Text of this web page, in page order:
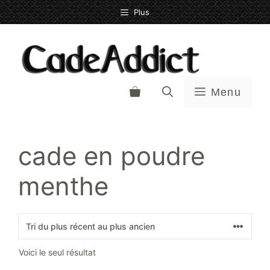
Aller
au
Plus
Menu
cade en poudre
menthe
Voici le seul résultat